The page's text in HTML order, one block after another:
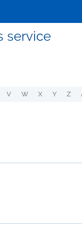
service
V W X Y Z